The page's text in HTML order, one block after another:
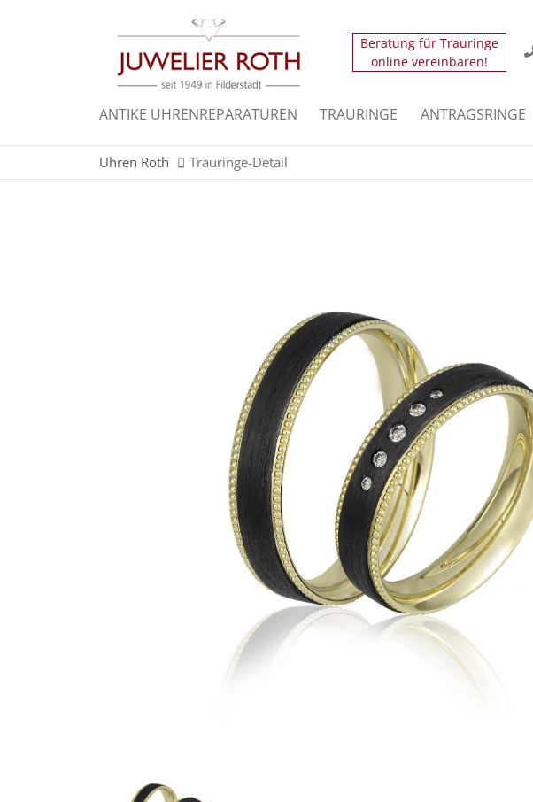
Der Eintrag "offcanvas-col1" existiert leider nicht.
Der
Der Eintrag "offcanvas-col3" existiert leider nicht.
Beratung für Trauringe
online vereinbaren!
ANTIKE UHRENREPARATUREN TRAURINGE ANTRAGSRINGE
Uhren Roth Trauringe-Detail